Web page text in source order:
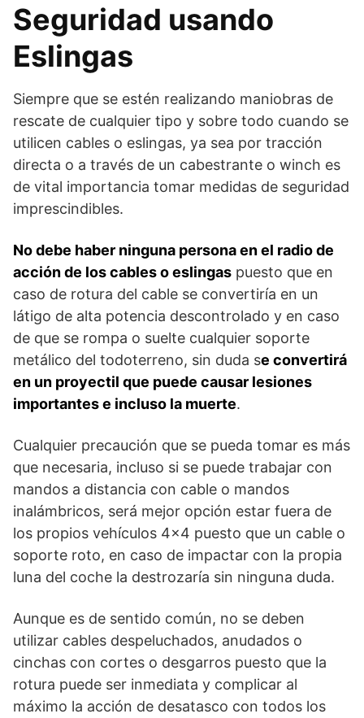
Seguridad usando
Eslingas
Siempre que se estén realizando maniobras de
rescate de cualquier tipo y sobre todo cuando se
utilicen cables o eslingas, ya sea por tracción
directa o a través de un cabestrante o winch es
de vital importancia tomar medidas de seguridad
imprescindibles.
No debe haber ninguna persona en el radio de
acción de los cables o eslingas puesto que en
caso de rotura del cable se convertiría en un
látigo de alta potencia descontrolado y en caso
de que se rompa o suelte cualquier soporte
metálico del todoterreno, sin duda se convertirá
en un proyectil que puede causar lesiones
importantes e incluso la muerte.
Cualquier precaución que se pueda tomar es más
que necesaria, incluso si se puede trabajar con
mandos a distancia con cable o mandos
inalámbricos, será mejor opción estar fuera de
los propios vehículos 4×4 puesto que un cable o
soporte roto, en caso de impactar con la propia
luna del coche la destrozaría sin ninguna duda.
Aunque es de sentido común, no se deben
utilizar cables despeluchados, anudados o
cinchas con cortes o desgarros puesto que la
rotura puede ser inmediata y complicar al
máximo la acción de desatasco con todos los